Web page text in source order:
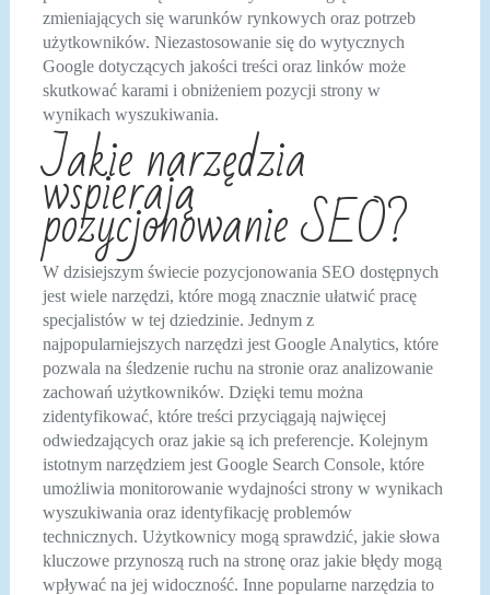
zmieniających się warunków rynkowych oraz potrzeb
użytkowników. Niezastosowanie się do wytycznych
Google dotyczących jakości treści oraz linków może
skutkować karami i obniżeniem pozycji strony w
wynikach wyszukiwania.
Jakie narzędzia
wspierają
pozycjonowanie SEO?
W dzisiejszym świecie pozycjonowania SEO dostępnych
jest wiele narzędzi, które mogą znacznie ułatwić pracę
specjalistów w tej dziedzinie. Jednym z
najpopularniejszych narzędzi jest Google Analytics, które
pozwala na śledzenie ruchu na stronie oraz analizowanie
zachowań użytkowników. Dzięki temu można
zidentyfikować, które treści przyciągają najwięcej
odwiedzających oraz jakie są ich preferencje. Kolejnym
istotnym narzędziem jest Google Search Console, które
umożliwia monitorowanie wydajności strony w wynikach
wyszukiwania oraz identyfikację problemów
technicznych. Użytkownicy mogą sprawdzić, jakie słowa
kluczowe przynoszą ruch na stronę oraz jakie błędy mogą
wpływać na jej widoczność. Inne popularne narzędzia to